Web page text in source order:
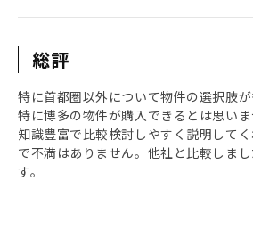
総評
特に首都圏以外について物件の選択肢が
特に博多の物件が購入できるとは思い
知識豊富で比較検討しやすく説明して
で不満はありません。他社と比較しま
す。